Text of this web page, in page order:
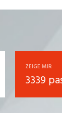
ZEIGE MIR
3339